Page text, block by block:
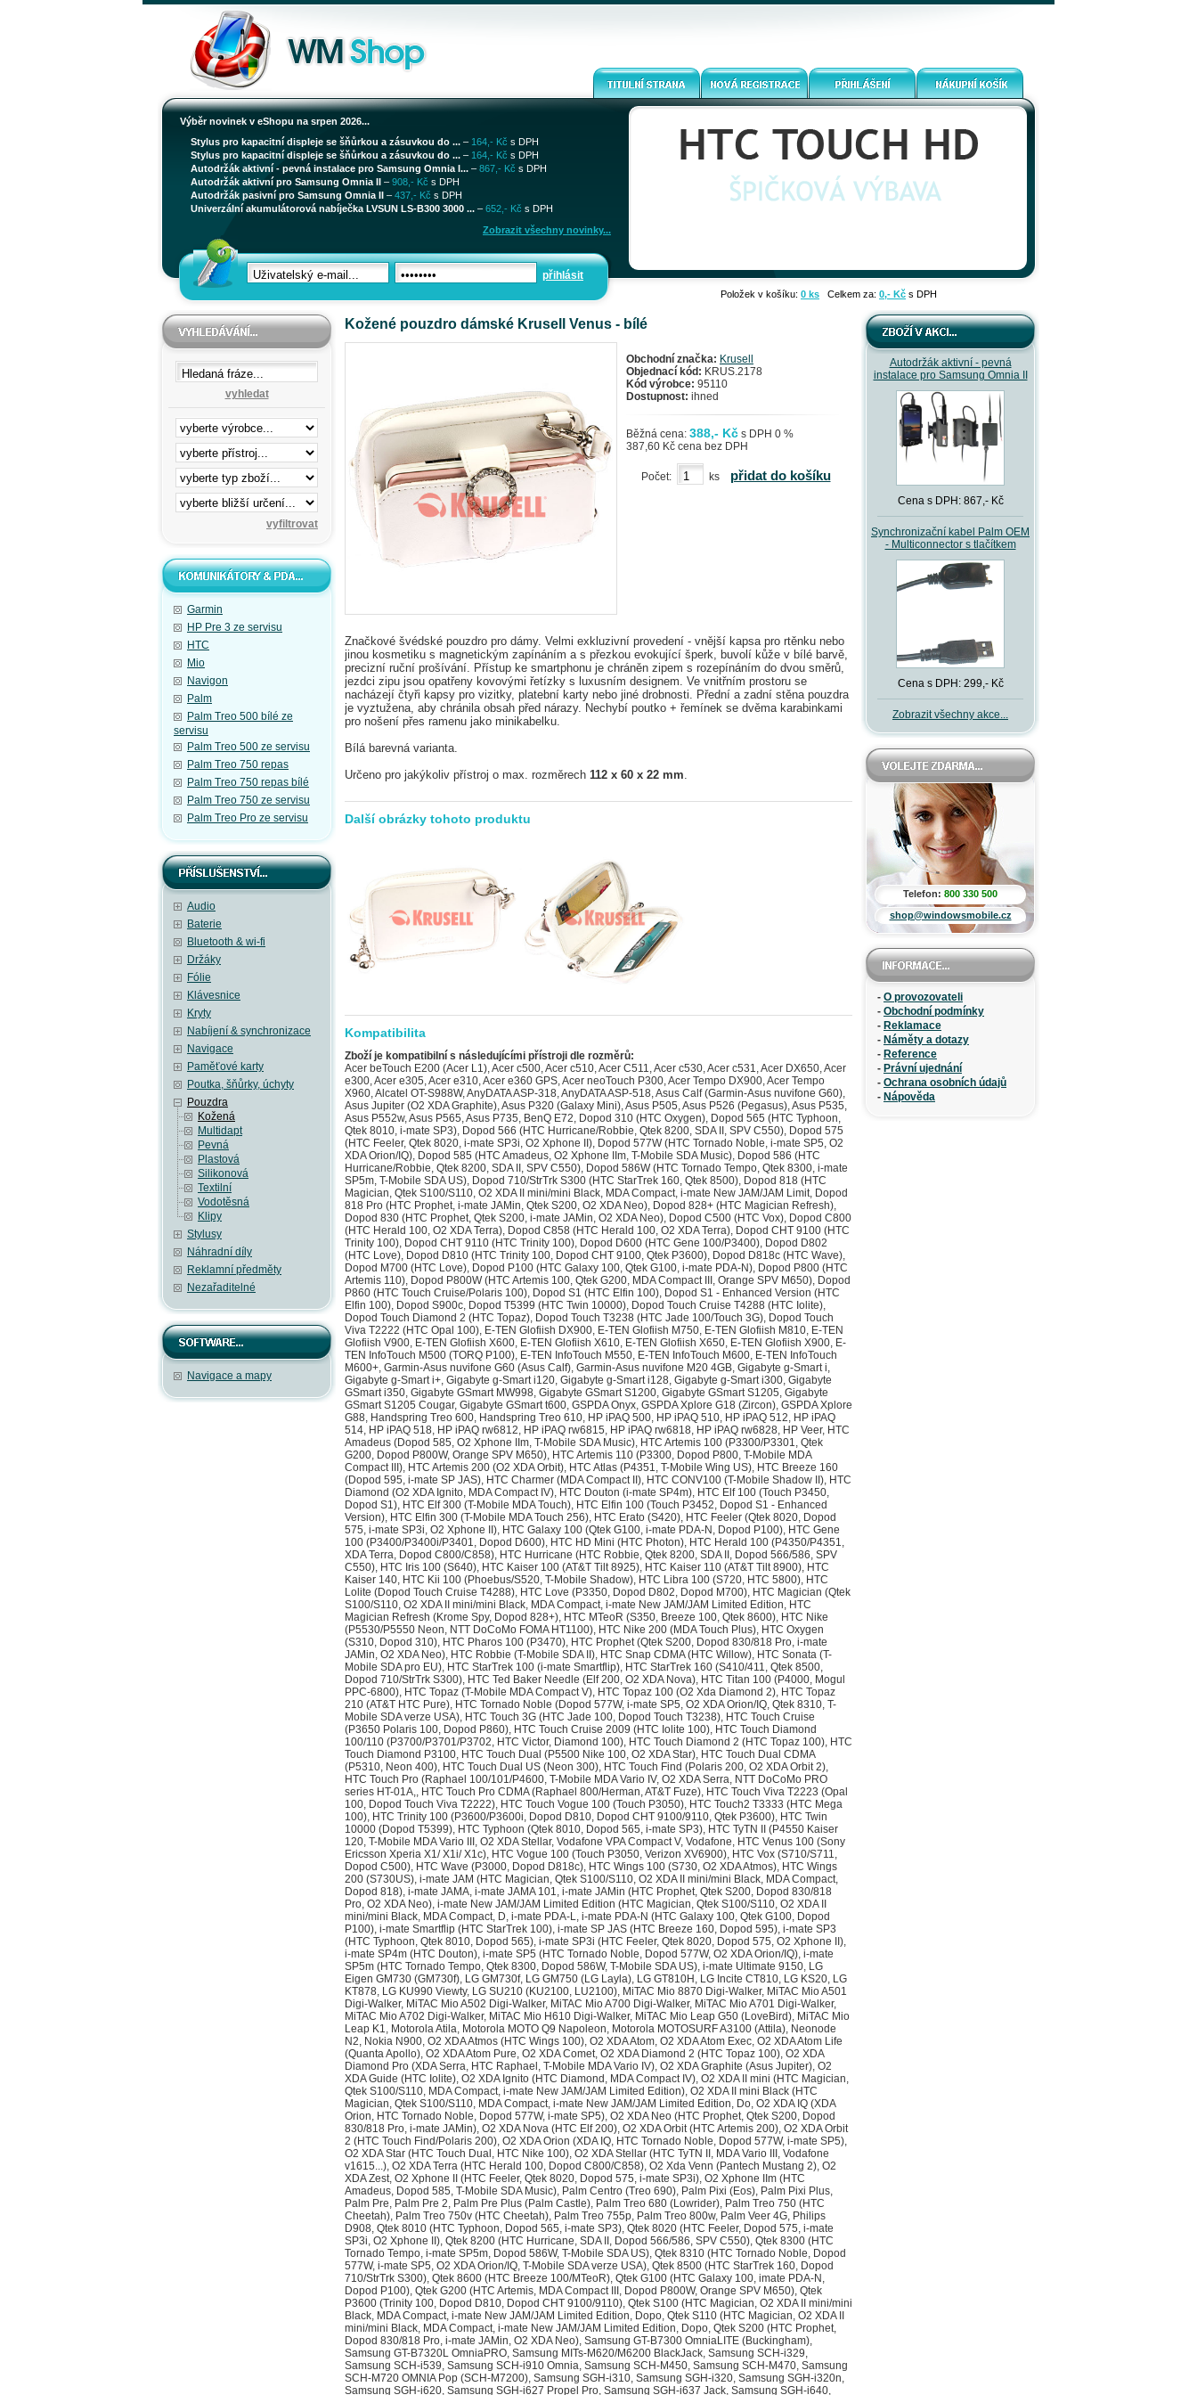
Výběr novinek v eShopu na srpen 2026...
Stylus pro kapacitní displeje se šňůrkou a zásuvkou do ... – 164,- Kč s DPH
Stylus pro kapacitní displeje se šňůrkou a zásuvkou do ... – 164,- Kč s DPH
Autodržák aktivní - pevná instalace pro Samsung Omnia I... – 867,- Kč s DPH
Autodržák aktivní pro Samsung Omnia II – 908,- Kč s DPH
Autodržák pasivní pro Samsung Omnia II – 437,- Kč s DPH
Univerzální akumulátorová nabíječka LVSUN LS-B300 3000 ... – 652,- Kč s DPH
Zobrazit všechny novinky...
přihlásit
Položek v košíku: 0 ks Celkem za: 0,- Kč s DPH
vyhledat
Garmin
HP Pre 3 ze servisu
HTC
Mio
Navigon
Palm
Palm Treo 500 bílé ze
servisu
Palm Treo 500 ze servisu
Palm Treo 750 repas
Palm Treo 750 repas bílé
Palm Treo 750 ze servisu
Palm Treo Pro ze servisu
Audio
Baterie
Bluetooth & wi-fi
Držáky
Fólie
Klávesnice
Kryty
Nabíjení & synchronizace
Navigace
Paměťové karty
Poutka, šňůrky, úchyty
Pouzdra
Kožená
Multidapt
Pevná
Plastová
Silikonová
Textilní
Vodotěsná
Klipy
Stylusy
Náhradní díly
Reklamní předměty
Nezařaditelné
Navigace a mapy
Autodržák aktivní - pevná
instalace pro Samsung Omnia II
Cena s DPH: 867,- Kč
Synchronizační kabel Palm OEM
- Multiconnector s tlačítkem
Cena s DPH: 299,- Kč
Zobrazit všechny akce...
Telefon: 800 330 500
shop@windowsmobile.cz
- O provozovateli
- Obchodní podmínky
- Reklamace
- Náměty a dotazy
- Reference
- Právní ujednání
- Ochrana osobních údajů
- Nápověda
Kožené pouzdro dámské Krusell Venus - bílé
Obchodní značka: Krusell
Objednací kód: KRUS.2178
Kód výrobce: 95110
Dostupnost: ihned
Běžná cena: 388,- Kč s DPH 0 %
387,60 Kč cena bez DPH
Počet: ks přidat do košíku
Značkové švédské pouzdro pro dámy. Velmi exkluzivní provedení - vnější kapsa pro rtěnku nebo
jinou kosmetiku s magnetickým zapínáním a s přezkou evokující šperk, buvolí kůže v bílé barvě,
precizní ruční prošívání. Přístup ke smartphonu je chráněn zipem s rozepínáním do dvou směrů,
jezdci zipu jsou opatřeny kovovými řetízky s luxusním designem. Ve vnitřním prostoru se
nacházejí čtyři kapsy pro vizitky, platební karty nebo jiné drobnosti. Přední a zadní stěna pouzdra
je vyztužena, aby chránila obsah před nárazy. Nechybí poutko + řemínek se dvěma karabinkami
pro nošení přes ramenu jako minikabelku.
Bílá barevná varianta.
Určeno pro jakýkoliv přístroj o max. rozměrech 112 x 60 x 22 mm.
Další obrázky tohoto produktu
Kompatibilita
Zboží je kompatibilní s následujícími přístroji dle rozměrů:
Acer beTouch E200 (Acer L1), Acer c500, Acer c510, Acer C511, Acer c530, Acer c531, Acer DX650, Acer e300, Acer e305, Acer e310, Acer e360 GPS, Acer neoTouch P300, Acer Tempo DX900, Acer Tempo X960, Alcatel OT-S988W, AnyDATA ASP-318, AnyDATA ASP-518, Asus Calf (Garmin-Asus nuvifone G60), Asus Jupiter (O2 XDA Graphite), Asus P320 (Galaxy Mini), Asus P505, Asus P526 (Pegasus), Asus P535, Asus P552w, Asus P565, Asus P735, BenQ E72, Dopod 310 (HTC Oxygen), Dopod 565 (HTC Typhoon, Qtek 8010, i-mate SP3), Dopod 566 (HTC Hurricane/Robbie, Qtek 8200, SDA II, SPV C550), Dopod 575 (HTC Feeler, Qtek 8020, i-mate SP3i, O2 Xphone II), Dopod 577W (HTC Tornado Noble, i-mate SP5, O2 XDA Orion/IQ), Dopod 585 (HTC Amadeus, O2 Xphone IIm, T-Mobile SDA Music), Dopod 586 (HTC Hurricane/Robbie, Qtek 8200, SDA II, SPV C550), Dopod 586W (HTC Tornado Tempo, Qtek 8300, i-mate SP5m, T-Mobile SDA US), Dopod 710/StrTrk S300 (HTC StarTrek 160, Qtek 8500), Dopod 818 (HTC Magician, Qtek S100/S110, O2 XDA II mini/mini Black, MDA Compact, i-mate New JAM/JAM Limit, Dopod 818 Pro (HTC Prophet, i-mate JAMin, Qtek S200, O2 XDA Neo), Dopod 828+ (HTC Magician Refresh), Dopod 830 (HTC Prophet, Qtek S200, i-mate JAMin, O2 XDA Neo), Dopod C500 (HTC Vox), Dopod C800 (HTC Herald 100, O2 XDA Terra), Dopod C858 (HTC Herald 100, O2 XDA Terra), Dopod CHT 9100 (HTC Trinity 100), Dopod CHT 9110 (HTC Trinity 100), Dopod D600 (HTC Gene 100/P3400), Dopod D802 (HTC Love), Dopod D810 (HTC Trinity 100, Dopod CHT 9100, Qtek P3600), Dopod D818c (HTC Wave), Dopod M700 (HTC Love), Dopod P100 (HTC Galaxy 100, Qtek G100, i-mate PDA-N), Dopod P800 (HTC Artemis 110), Dopod P800W (HTC Artemis 100, Qtek G200, MDA Compact III, Orange SPV M650), Dopod P860 (HTC Touch Cruise/Polaris 100), Dopod S1 (HTC Elfin 100), Dopod S1 - Enhanced Version (HTC Elfin 100), Dopod S900c, Dopod T5399 (HTC Twin 10000), Dopod Touch Cruise T4288 (HTC Iolite), Dopod Touch Diamond 2 (HTC Topaz), Dopod Touch T3238 (HTC Jade 100/Touch 3G), Dopod Touch Viva T2222 (HTC Opal 100), E-TEN Glofiish DX900, E-TEN Glofiish M750, E-TEN Glofiish M810, E-TEN Glofiish V900, E-TEN Glofiish X600, E-TEN Glofiish X610, E-TEN Glofiish X650, E-TEN Glofiish X900, E-TEN InfoTouch M500 (TORQ P100), E-TEN InfoTouch M550, E-TEN InfoTouch M600, E-TEN InfoTouch M600+, Garmin-Asus nuvifone G60 (Asus Calf), Garmin-Asus nuvifone M20 4GB, Gigabyte g-Smart i, Gigabyte g-Smart i+, Gigabyte g-Smart i120, Gigabyte g-Smart i128, Gigabyte g-Smart i300, Gigabyte GSmart i350, Gigabyte GSmart MW998, Gigabyte GSmart S1200, Gigabyte GSmart S1205, Gigabyte GSmart S1205 Cougar, Gigabyte GSmart t600, GSPDA Onyx, GSPDA Xplore G18 (Zircon), GSPDA Xplore G88, Handspring Treo 600, Handspring Treo 610, HP iPAQ 500, HP iPAQ 510, HP iPAQ 512, HP iPAQ 514, HP iPAQ 518, HP iPAQ rw6812, HP iPAQ rw6815, HP iPAQ rw6818, HP iPAQ rw6828, HP Veer, HTC Amadeus (Dopod 585, O2 Xphone IIm, T-Mobile SDA Music), HTC Artemis 100 (P3300/P3301, Qtek G200, Dopod P800W, Orange SPV M650), HTC Artemis 110 (P3300, Dopod P800, T-Mobile MDA Compact III), HTC Artemis 200 (O2 XDA Orbit), HTC Atlas (P4351, T-Mobile Wing US), HTC Breeze 160 (Dopod 595, i-mate SP JAS), HTC Charmer (MDA Compact II), HTC CONV100 (T-Mobile Shadow II), HTC Diamond (O2 XDA Ignito, MDA Compact IV), HTC Douton (i-mate SP4m), HTC Elf 100 (Touch P3450, Dopod S1), HTC Elf 300 (T-Mobile MDA Touch), HTC Elfin 100 (Touch P3452, Dopod S1 - Enhanced Version), HTC Elfin 300 (T-Mobile MDA Touch 256), HTC Erato (S420), HTC Feeler (Qtek 8020, Dopod 575, i-mate SP3i, O2 Xphone II), HTC Galaxy 100 (Qtek G100, i-mate PDA-N, Dopod P100), HTC Gene 100 (P3400/P3400i/P3401, Dopod D600), HTC HD Mini (HTC Photon), HTC Herald 100 (P4350/P4351, XDA Terra, Dopod C800/C858), HTC Hurricane (HTC Robbie, Qtek 8200, SDA II, Dopod 566/586, SPV C550), HTC Iris 100 (S640), HTC Kaiser 100 (AT&T Tilt 8925), HTC Kaiser 110 (AT&T Tilt 8900), HTC Kaiser 140, HTC Kii 100 (Phoebus/S520, T-Mobile Shadow), HTC Libra 100 (S720, HTC 5800), HTC Lolite (Dopod Touch Cruise T4288), HTC Love (P3350, Dopod D802, Dopod M700), HTC Magician (Qtek S100/S110, O2 XDA II mini/mini Black, MDA Compact, i-mate New JAM/JAM Limited Edition, HTC Magician Refresh (Krome Spy, Dopod 828+), HTC MTeoR (S350, Breeze 100, Qtek 8600), HTC Nike (P5530/P5550 Neon, NTT DoCoMo FOMA HT1100), HTC Nike 200 (MDA Touch Plus), HTC Oxygen (S310, Dopod 310), HTC Pharos 100 (P3470), HTC Prophet (Qtek S200, Dopod 830/818 Pro, i-mate JAMin, O2 XDA Neo), HTC Robbie (T-Mobile SDA II), HTC Snap CDMA (HTC Willow), HTC Sonata (T-Mobile SDA pro EU), HTC StarTrek 100 (i-mate Smartflip), HTC StarTrek 160 (S410/411, Qtek 8500, Dopod 710/StrTrk S300), HTC Ted Baker Needle (Elf 200, O2 XDA Nova), HTC Titan 100 (P4000, Mogul PPC-6800), HTC Topaz (T-Mobile MDA Compact V), HTC Topaz 100 (O2 Xda Diamond 2), HTC Topaz 210 (AT&T HTC Pure), HTC Tornado Noble (Dopod 577W, i-mate SP5, O2 XDA Orion/IQ, Qtek 8310, T-Mobile SDA verze USA), HTC Touch 3G (HTC Jade 100, Dopod Touch T3238), HTC Touch Cruise (P3650 Polaris 100, Dopod P860), HTC Touch Cruise 2009 (HTC Iolite 100), HTC Touch Diamond 100/110 (P3700/P3701/P3702, HTC Victor, Diamond 100), HTC Touch Diamond 2 (HTC Topaz 100), HTC Touch Diamond P3100, HTC Touch Dual (P5500 Nike 100, O2 XDA Star), HTC Touch Dual CDMA (P5310, Neon 400), HTC Touch Dual US (Neon 300), HTC Touch Find (Polaris 200, O2 XDA Orbit 2), HTC Touch Pro (Raphael 100/101/P4600, T-Mobile MDA Vario IV, O2 XDA Serra, NTT DoCoMo PRO series HT-01A,, HTC Touch Pro CDMA (Raphael 800/Herman, AT&T Fuze), HTC Touch Viva T2223 (Opal 100, Dopod Touch Viva T2222), HTC Touch Vogue 100 (Touch P3050), HTC Touch2 T3333 (HTC Mega 100), HTC Trinity 100 (P3600/P3600i, Dopod D810, Dopod CHT 9100/9110, Qtek P3600), HTC Twin 10000 (Dopod T5399), HTC Typhoon (Qtek 8010, Dopod 565, i-mate SP3), HTC TyTN II (P4550 Kaiser 120, T-Mobile MDA Vario III, O2 XDA Stellar, Vodafone VPA Compact V, Vodafone, HTC Venus 100 (Sony Ericsson Xperia X1/ X1i/ X1c), HTC Vogue 100 (Touch P3050, Verizon XV6900), HTC Vox (S710/S711, Dopod C500), HTC Wave (P3000, Dopod D818c), HTC Wings 100 (S730, O2 XDA Atmos), HTC Wings 200 (S730US), i-mate JAM (HTC Magician, Qtek S100/S110, O2 XDA II mini/mini Black, MDA Compact, Dopod 818), i-mate JAMA, i-mate JAMA 101, i-mate JAMin (HTC Prophet, Qtek S200, Dopod 830/818 Pro, O2 XDA Neo), i-mate New JAM/JAM Limited Edition (HTC Magician, Qtek S100/S110, O2 XDA II mini/mini Black, MDA Compact, D, i-mate PDA-L, i-mate PDA-N (HTC Galaxy 100, Qtek G100, Dopod P100), i-mate Smartflip (HTC StarTrek 100), i-mate SP JAS (HTC Breeze 160, Dopod 595), i-mate SP3 (HTC Typhoon, Qtek 8010, Dopod 565), i-mate SP3i (HTC Feeler, Qtek 8020, Dopod 575, O2 Xphone II), i-mate SP4m (HTC Douton), i-mate SP5 (HTC Tornado Noble, Dopod 577W, O2 XDA Orion/IQ), i-mate SP5m (HTC Tornado Tempo, Qtek 8300, Dopod 586W, T-Mobile SDA US), i-mate Ultimate 9150, LG Eigen GM730 (GM730f), LG GM730f, LG GM750 (LG Layla), LG GT810H, LG Incite CT810, LG KS20, LG KT878, LG KU990 Viewty, LG SU210 (KU2100, LU2100), MiTAC Mio 8870 Digi-Walker, MiTAC Mio A501 Digi-Walker, MiTAC Mio A502 Digi-Walker, MiTAC Mio A700 Digi-Walker, MiTAC Mio A701 Digi-Walker, MiTAC Mio A702 Digi-Walker, MiTAC Mio H610 Digi-Walker, MiTAC Mio Leap G50 (LoveBird), MiTAC Mio Leap K1, Motorola Atila, Motorola MOTO Q9 Napoleon, Motorola MOTOSURF A3100 (Attila), Neonode N2, Nokia N900, O2 XDA Atmos (HTC Wings 100), O2 XDA Atom, O2 XDA Atom Exec, O2 XDA Atom Life (Quanta Apollo), O2 XDA Atom Pure, O2 XDA Comet, O2 XDA Diamond 2 (HTC Topaz 100), O2 XDA Diamond Pro (XDA Serra, HTC Raphael, T-Mobile MDA Vario IV), O2 XDA Graphite (Asus Jupiter), O2 XDA Guide (HTC Iolite), O2 XDA Ignito (HTC Diamond, MDA Compact IV), O2 XDA II mini (HTC Magician, Qtek S100/S110, MDA Compact, i-mate New JAM/JAM Limited Edition), O2 XDA II mini Black (HTC Magician, Qtek S100/S110, MDA Compact, i-mate New JAM/JAM Limited Edition, Do, O2 XDA IQ (XDA Orion, HTC Tornado Noble, Dopod 577W, i-mate SP5), O2 XDA Neo (HTC Prophet, Qtek S200, Dopod 830/818 Pro, i-mate JAMin), O2 XDA Nova (HTC Elf 200), O2 XDA Orbit (HTC Artemis 200), O2 XDA Orbit 2 (HTC Touch Find/Polaris 200), O2 XDA Orion (XDA IQ, HTC Tornado Noble, Dopod 577W, i-mate SP5), O2 XDA Star (HTC Touch Dual, HTC Nike 100), O2 XDA Stellar (HTC TyTN II, MDA Vario III, Vodafone v1615...), O2 XDA Terra (HTC Herald 100, Dopod C800/C858), O2 Xda Venn (Pantech Mustang 2), O2 XDA Zest, O2 Xphone II (HTC Feeler, Qtek 8020, Dopod 575, i-mate SP3i), O2 Xphone IIm (HTC Amadeus, Dopod 585, T-Mobile SDA Music), Palm Centro (Treo 690), Palm Pixi (Eos), Palm Pixi Plus, Palm Pre, Palm Pre 2, Palm Pre Plus (Palm Castle), Palm Treo 680 (Lowrider), Palm Treo 750 (HTC Cheetah), Palm Treo 750v (HTC Cheetah), Palm Treo 755p, Palm Treo 800w, Palm Veer 4G, Philips D908, Qtek 8010 (HTC Typhoon, Dopod 565, i-mate SP3), Qtek 8020 (HTC Feeler, Dopod 575, i-mate SP3i, O2 Xphone II), Qtek 8200 (HTC Hurricane, SDA II, Dopod 566/586, SPV C550), Qtek 8300 (HTC Tornado Tempo, i-mate SP5m, Dopod 586W, T-Mobile SDA US), Qtek 8310 (HTC Tornado Noble, Dopod 577W, i-mate SP5, O2 XDA Orion/IQ, T-Mobile SDA verze USA), Qtek 8500 (HTC StarTrek 160, Dopod 710/StrTrk S300), Qtek 8600 (HTC Breeze 100/MTeoR), Qtek G100 (HTC Galaxy 100, imate PDA-N, Dopod P100), Qtek G200 (HTC Artemis, MDA Compact III, Dopod P800W, Orange SPV M650), Qtek P3600 (Trinity 100, Dopod D810, Dopod CHT 9100/9110), Qtek S100 (HTC Magician, O2 XDA II mini/mini Black, MDA Compact, i-mate New JAM/JAM Limited Edition, Dopo, Qtek S110 (HTC Magician, O2 XDA II mini/mini Black, MDA Compact, i-mate New JAM/JAM Limited Edition, Dopo, Qtek S200 (HTC Prophet, Dopod 830/818 Pro, i-mate JAMin, O2 XDA Neo), Samsung GT-B7300 OmniaLITE (Buckingham), Samsung GT-B7320L OmniaPRO, Samsung MITs-M620/M6200 BlackJack, Samsung SCH-i329, Samsung SCH-i539, Samsung SCH-i910 Omnia, Samsung SCH-M450, Samsung SCH-M470, Samsung SCH-M720 OMNIA Pop (SCH-M7200), Samsung SGH-i310, Samsung SGH-i320, Samsung SGH-i320n, Samsung SGH-i620, Samsung SG